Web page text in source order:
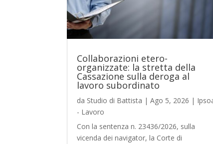
Collaborazioni etero-
organizzate: la stretta della
Cassazione sulla deroga al
lavoro subordinato
da Studio di Battista |Ago 5, 2026 |
- Lavoro
Con la sentenza n. 23436/2026, sulla
vicenda dei navigator, la Corte di